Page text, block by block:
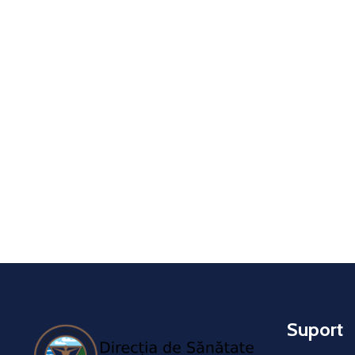
Suport